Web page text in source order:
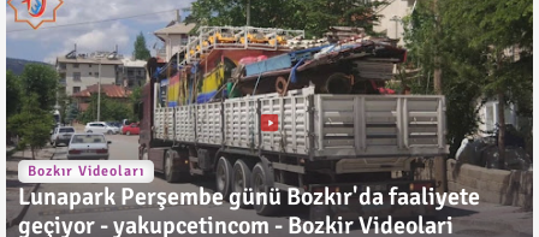
Bozkır Videoları
Lunapark Perşembe günü Bozkır'da faaliyete
geçiyor - yakupcetincom - Bozkir Videolari